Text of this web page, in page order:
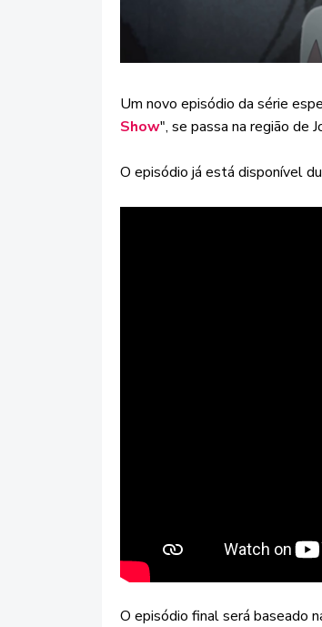
Um novo episódio da série
Show", se passa na região de
O episódio já está disponível
O episódio final será baseado